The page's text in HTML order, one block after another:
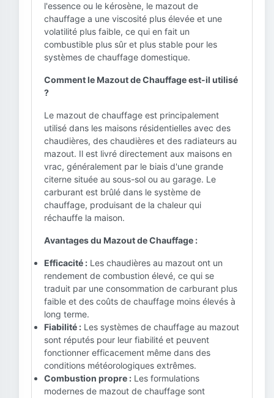
l'essence ou le kérosène, le mazout de
chauffage a une viscosité plus élevée et une
volatilité plus faible, ce qui en fait un
combustible plus sûr et plus stable pour les
systèmes de chauffage domestique.
Comment le Mazout de Chauffage est-il utilisé
?
Le mazout de chauffage est principalement
utilisé dans les maisons résidentielles avec des
chaudières, des chaudières et des radiateurs au
mazout. Il est livré directement aux maisons en
vrac, généralement par le biais d'une grande
citerne située au sous-sol ou au garage. Le
carburant est brûlé dans le système de
chauffage, produisant de la chaleur qui
réchauffe la maison.
Avantages du Mazout de Chauffage :
Efficacité : Les chaudières au mazout ont un
rendement de combustion élevé, ce qui se
traduit par une consommation de carburant plus
faible et des coûts de chauffage moins élevés à
long terme.
Fiabilité : Les systèmes de chauffage au mazout
sont réputés pour leur fiabilité et peuvent
fonctionner efficacement même dans des
conditions météorologiques extrêmes.
Combustion propre : Les formulations
modernes de mazout de chauffage sont